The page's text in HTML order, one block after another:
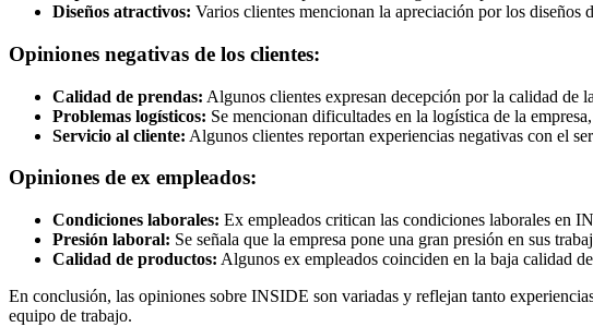
Diseños atractivos: Varios clientes mencionan la apreciación por los
Opiniones negativas de los clientes:
Calidad de prendas: Algunos clientes expresan decepción por la calidad de
Problemas logísticos: Se mencionan dificultades en la logística de la
Servicio al cliente: Algunos clientes reportan experiencias negativas con el
Opiniones de ex empleados:
Condiciones laborales: Ex empleados critican las condiciones laborales en
Presión laboral: Se señala que la empresa pone una gran presión en sus
Calidad de productos: Algunos ex empleados coinciden en la baja calidad
En conclusión, las opiniones sobre INSIDE son variadas y reflejan tanto
equipo de trabajo.